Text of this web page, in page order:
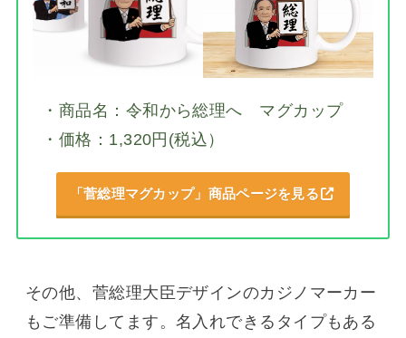
・商品名：令和から総理へ マグカップ
・価格：1,320円(税込）
「菅総理マグカップ」商品ページを見る
その他、菅総理大臣デザインのカジノマーカー
もご準備してます。名入れできるタイプもある